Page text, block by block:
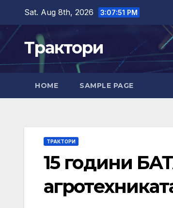
content
Sat. Aug 8th, 2026 3:07:52 PM
Трактори
HOME SAMPLE PAGE
ТРАКТОРИ
15 години